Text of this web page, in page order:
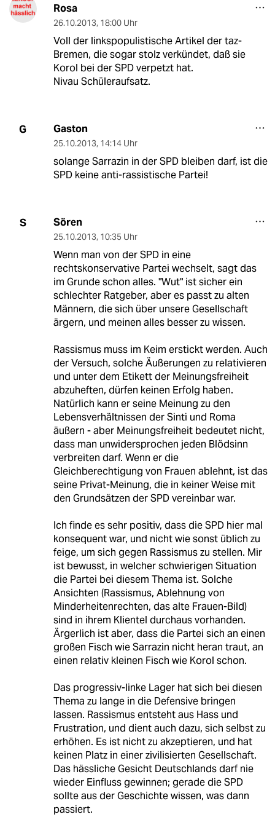
Rosa
26.10.2013, 18:00 Uhr
Voll der linkspopulistische Artikel der taz-
Bremen, die sogar stolz verkündet, daß sie
Korol bei der SPD verpetzt hat.
Nivau Schüleraufsatz.
G Gaston
25.10.2013, 14:14 Uhr
solange Sarrazin in der SPD bleiben darf, ist die
SPD keine anti-rassistische Partei!
S Sören
25.10.2013, 10:35 Uhr
Wenn man von der SPD in eine
rechtskonservative Partei wechselt, sagt das
im Grunde schon alles. "Wut" ist sicher ein
schlechter Ratgeber, aber es passt zu alten
Männern, die sich über unsere Gesellschaft
ärgern, und meinen alles besser zu wissen.
Rassismus muss im Keim erstickt werden. Auch
der Versuch, solche Äußerungen zu relativieren
und unter dem Etikett der Meinungsfreiheit
abzuheften, dürfen keinen Erfolg haben.
Natürlich kann er seine Meinung zu den
Lebensverhältnissen der Sinti und Roma
äußern - aber Meinungsfreiheit bedeutet nicht,
dass man unwidersprochen jeden Blödsinn
verbreiten darf. Wenn er die
Gleichberechtigung von Frauen ablehnt, ist das
seine Privat-Meinung, die in keiner Weise mit
den Grundsätzen der SPD vereinbar war.
Ich finde es sehr positiv, dass die SPD hier mal
konsequent war, und nicht wie sonst üblich zu
feige, um sich gegen Rassismus zu stellen. Mir
ist bewusst, in welcher schwierigen Situation
die Partei bei diesem Thema ist. Solche
Ansichten (Rassismus, Ablehnung von
Minderheitenrechten, das alte Frauen-Bild)
sind in ihrem Klientel durchaus vorhanden.
Ärgerlich ist aber, dass die Partei sich an einen
großen Fisch wie Sarrazin nicht heran traut, an
einen relativ kleinen Fisch wie Korol schon.
Das progressiv-linke Lager hat sich bei diesen
Thema zu lange in die Defensive bringen
lassen. Rassismus entsteht aus Hass und
Frustration, und dient auch dazu, sich selbst zu
erhöhen. Es ist nicht zu akzeptieren, und hat
keinen Platz in einer zivilisierten Gesellschaft.
Das hässliche Gesicht Deutschlands darf nie
wieder Einfluss gewinnen; gerade die SPD
sollte aus der Geschichte wissen, was dann
passiert.